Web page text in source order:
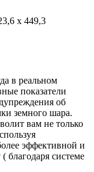
x 449,3
в реальном
показатели
об
земного шара.
вам не только
эффективной и
благодаря системе